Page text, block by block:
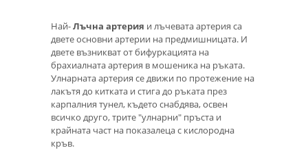
Най-Лъчна артерия и лъчевата артерия са
двете основни артерии на предмишницата. И
двете възникват от бифуркацията на
брахиалната артерия в мошеника на ръката.
Улнарната артерия се движи по протежение на
лакътя до китката и стига до ръката през
карпалния тунел, където снабдява, освен
всичко друго, трите "улнарни" пръста и
крайната част на показалеца с кислородна
кръв.